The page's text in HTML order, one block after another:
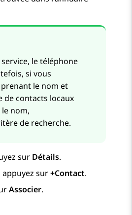
le téléphone
si vous
le nom et
de contacts locaux
nom,
de recherche.
sur Détails.
sur+Contact.
Associer.